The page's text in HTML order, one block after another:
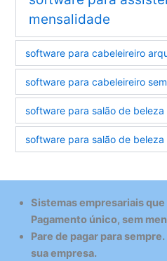
mensalidade
software para cabeleireiro
software para cabeleireiro
software para salão de
software para salão de
Sistemas empresariais
Pagamento único, sem
Pare de pagar para
sua empresa.